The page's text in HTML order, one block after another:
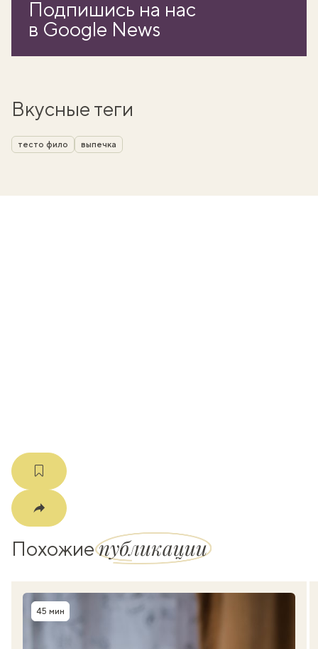
Подпишись на нас
в Google News
Вкусные теги
тесто фило выпечка
Похожиепубликации
Время приготовления
45 мин